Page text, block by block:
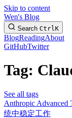
Skip to content
Wen's Blog
Search CtrlK
BlogReadingAbout
GitHubTwitter
Tag:
See all tags
Anthropic
统中稳定工作